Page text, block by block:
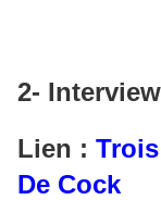
2-
Lien :
De Cock